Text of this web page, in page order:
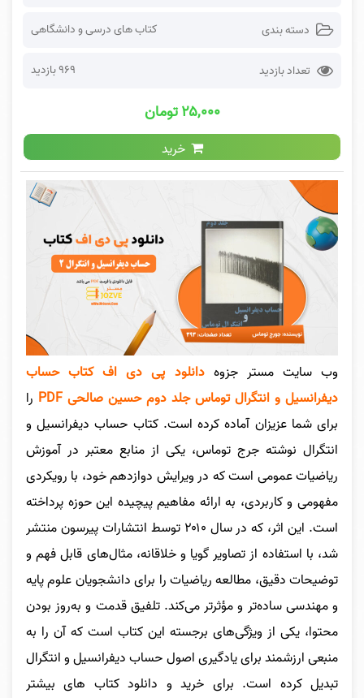
دسته بندی کتاب های درسی و دانشگاهی
تعداد بازدید 969 بازدید
۲۵,۰۰۰ تومان
خرید
وب سایت مستر جزوه دانلود پی دی اف کتاب حساب
دیفرانسیل و انتگرال توماس جلد دوم حسین صالحی PDF
را
برای شما عزیزان آماده کرده است. کتاب حساب دیفرانسیل و
انتگرال نوشته جرج توماس، یکی از منابع معتبر در آموزش
ریاضیات عمومی است که در ویرایش دوازدهم خود، با رویکردی
مفهومی و کاربردی، به ارائه مفاهیم پیچیده این حوزه پرداخته
است. این اثر، که در سال ۲۰۱۰ توسط انتشارات پیرسون منتشر
شد، با استفاده از تصاویر گویا و خلاقانه، مثال‌های قابل فهم و
توضیحات دقیق، مطالعه ریاضیات را برای دانشجویان علوم پایه
و مهندسی ساده‌تر و مؤثرتر می‌کند. تلفیق قدمت و به‌روز بودن
محتوا، یکی از ویژگی‌های برجسته این کتاب است که آن را به
منبعی ارزشمند برای یادگیری اصول حساب دیفرانسیل و انتگرال
تبدیل کرده است. برای خرید و دانلود کتاب های بیشتر